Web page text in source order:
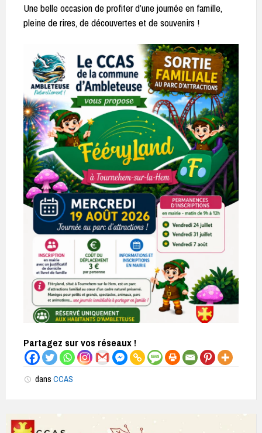
Une belle occasion de profiter d’une journée en famille,
pleine de rires, de découvertes et de souvenirs !
Partagez sur vos réseaux !
dans CCAS